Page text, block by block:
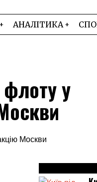
АНАЛІТИКА
флоту у